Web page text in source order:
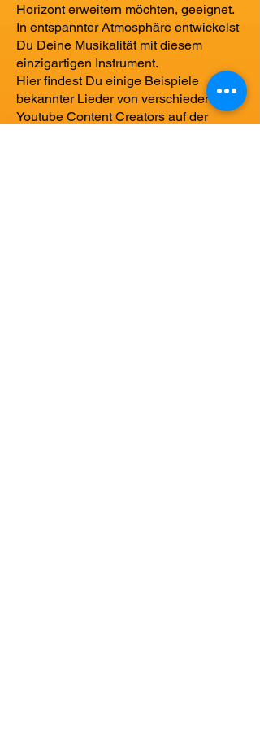
Horizont erweitern möchten, geeignet.
In entspannter Atmosphäre entwickelst
Du Deine Musikalität mit diesem
einzigartigen Instrument.
Hier findest Du einige Beispiele
bekannter Lieder von verschiedenen
Youtube Content Creators auf der